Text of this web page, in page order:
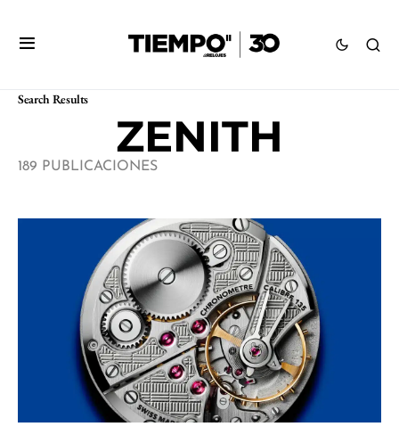
Search Results
ZENITH
189 PUBLICACIONES